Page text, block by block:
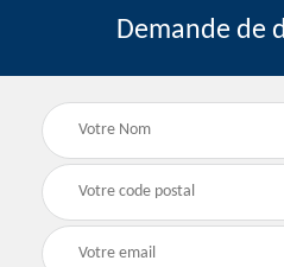
Demande de